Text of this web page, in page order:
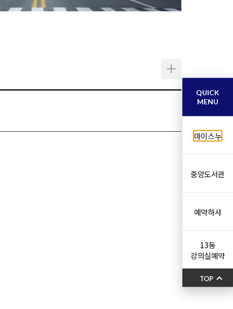
QUICK
MENU
마이스누
중앙도서관
예약하샤
13동
강의실예약
TOP